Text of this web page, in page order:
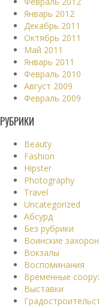
Январь 2012
Декабрь 2011
Октябрь 2011
Май 2011
Январь 2011
Февраль 2010
Август 2009
Февраль 2009
РУБРИКИ
Beauty
Fashion
Hipster
Photography
Travel
Uncategorized
Абсурд
Без рубрики
Воинские
Вокзалы
Воспоминания
Временные
Выставки